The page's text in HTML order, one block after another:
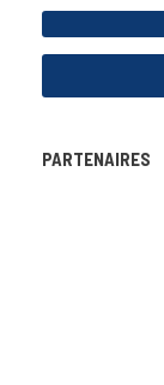
PARTENAIRES